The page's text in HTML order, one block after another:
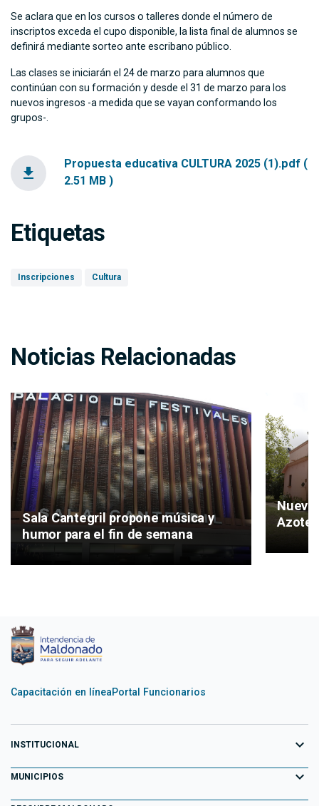
Se aclara que en los cursos o talleres donde el número de
inscriptos exceda el cupo disponible, la lista final de alumnos se
definirá mediante sorteo ante escribano público.
Las clases se iniciarán el 24 de marzo para alumnos que
continúan con su formación y desde el 31 de marzo para los
nuevos ingresos -a medida que se vayan conformando los
grupos-.
file_download
Propuesta educativa CULTURA 2025 (1).pdf (
2.51 MB )
Etiquetas
Inscripciones Cultura
Noticias Relacionadas
Sala Cantegril propone música y
humor para el fin de semana
Capacitación en líneaPortal Funcionarios
INSTITUCIONAL expand_more
Equipo de Gobierno
Primeros 100 días
MUNICIPIOS expand_more